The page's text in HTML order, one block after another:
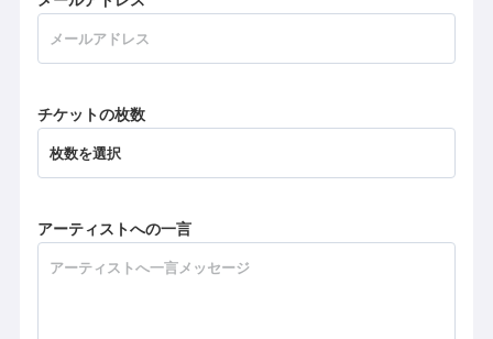
チケットの枚数
アーティストへの一言